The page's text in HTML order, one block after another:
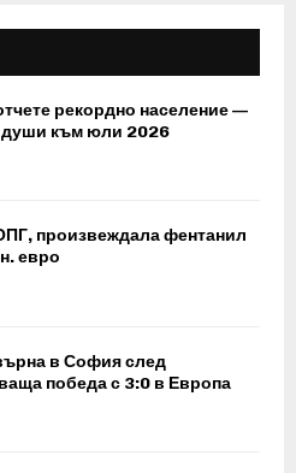
рекордно население —
души към юли 2026
произвеждала фентанил
евро
в София след
победа с 3:0 в Европа